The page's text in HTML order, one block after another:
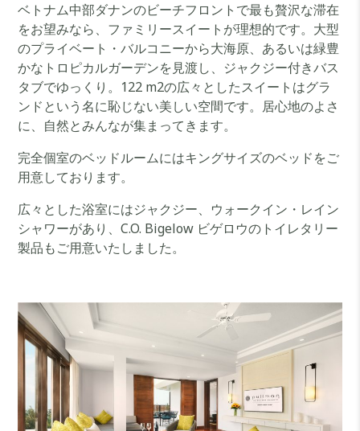
ベトナム中部ダナンのビーチフロントで最も贅沢な滞在
をお望みなら、ファミリースイートが理想的です。大型
のプライベート・バルコニーから大海原、あるいは緑豊
かなトロピカルガーデンを見渡し、ジャクジー付きバス
タブでゆっくり。122 m2の広々としたスイートはグラ
ンドという名に恥じない美しい空間です。居心地のよさ
に、自然とみんなが集まってきます。
完全個室のベッドルームにはキングサイズのベッドをご
用意しております。
広々とした浴室にはジャクジー、ウォークイン・レイン
シャワーがあり、C.O. Bigelow ビゲロウのトイレタリー
製品もご用意いたしました。